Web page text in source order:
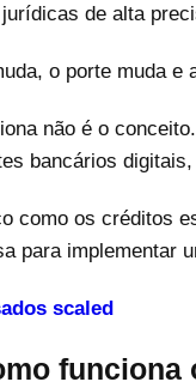
de alta
o porte muda
não é o
bancários
como os créditos
para implementar